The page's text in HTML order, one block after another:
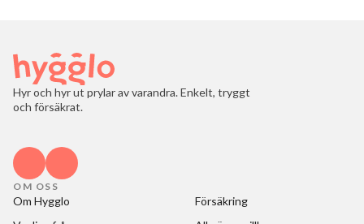
Hyr och hyr ut prylar av varandra. Enkelt, tryggt
och försäkrat.
OM OSS
Om Hygglo
Försäkring